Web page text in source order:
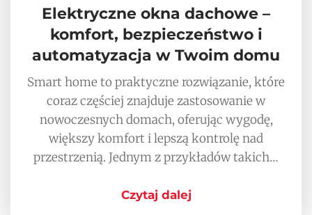
Elektryczne okna dachowe –
komfort, bezpieczeństwo i
automatyzacja w Twoim domu
Smart home to praktyczne rozwiązanie, które
coraz częściej znajduje zastosowanie w
nowoczesnych domach, oferując wygodę,
większy komfort i lepszą kontrolę nad
przestrzenią. Jednym z przykładów takich…
Czytaj dalej